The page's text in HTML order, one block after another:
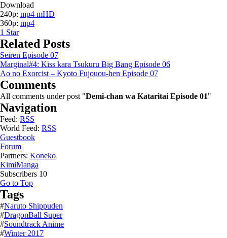
Download
240p: mp4 mHD
360p: mp4
1 Star
Related Posts
Seiren Episode 07
Marginal#4: Kiss kara Tsukuru Big Bang Episode 06
Ao no Exorcist – Kyoto Fujouou-hen Episode 07
Comments
All comments under post "Demi-chan wa Kataritai Episode 01"
Navigation
Feed: RSS
World Feed: RSS
Guestbook
Forum
Partners: Koneko
KimiManga
Subscribers 10
Go to Top
Tags
#Naruto Shippuden
#DragonBall Super
#Soundtrack Anime
#Winter 2017